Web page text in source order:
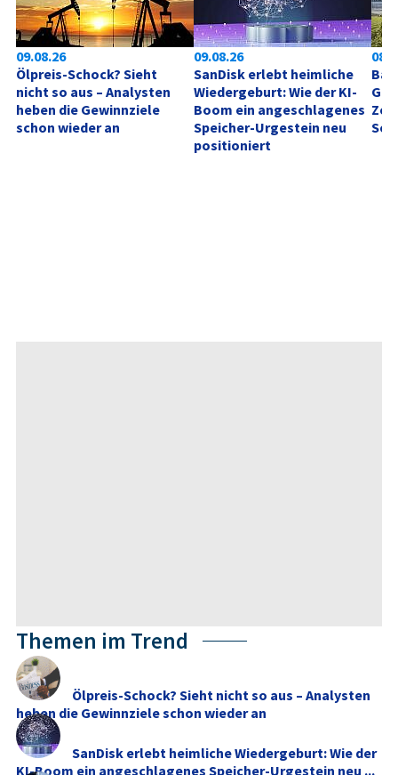
09.08.26
Ölpreis-Schock? Sieht
nicht so aus – Analysten
heben die Gewinnziele
schon wieder an
09.08.26
SanDisk erlebt heimliche
Wiedergeburt: Wie der KI-
Boom ein angeschlagenes
Speicher-Urgestein neu
positioniert
Themen im Trend
Ölpreis-Schock? Sieht nicht so aus – Analysten
heben die Gewinnziele schon wieder an
SanDisk erlebt heimliche Wiedergeburt: Wie der
KI-Boom ein angeschlagenes Speicher-Urgestein neu ...